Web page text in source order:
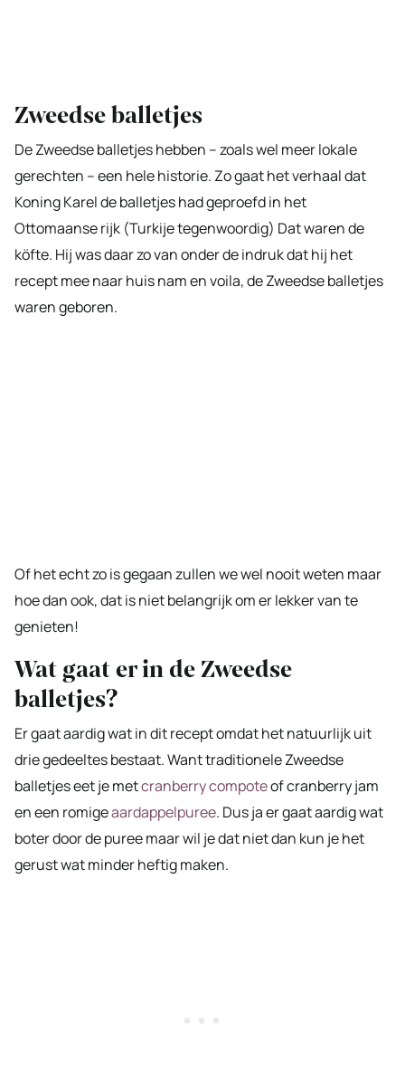
Zweedse balletjes
De Zweedse balletjes hebben – zoals wel meer lokale
gerechten – een hele historie. Zo gaat het verhaal dat
Koning Karel de balletjes had geproefd in het
Ottomaanse rijk (Turkije tegenwoordig) Dat waren de
köfte. Hij was daar zo van onder de indruk dat hij het
recept mee naar huis nam en voila, de Zweedse balletjes
waren geboren.
Of het echt zo is gegaan zullen we wel nooit weten maar
hoe dan ook, dat is niet belangrijk om er lekker van te
genieten!
Wat gaat er in de Zweedse
balletjes?
Er gaat aardig wat in dit recept omdat het natuurlijk uit
drie gedeeltes bestaat. Want traditionele Zweedse
balletjes eet je metcranberry compoteof cranberry jam
en een romigeaardappelpuree. Dus ja er gaat aardig wat
boter door de puree maar wil je dat niet dan kun je het
gerust wat minder heftig maken.